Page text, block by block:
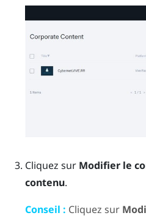
Cliquez sur Modifier le
contenu.
Conseil : Cliquez sur